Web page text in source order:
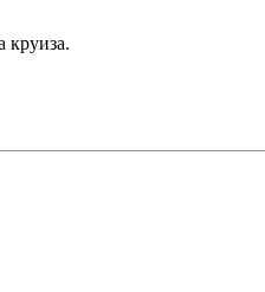
круиза.